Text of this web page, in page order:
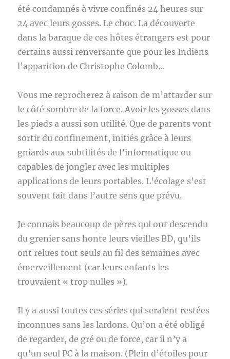
été condamnés à vivre confinés 24 heures sur
24 avec leurs gosses. Le choc. La découverte
dans la baraque de ces hôtes étrangers est pour
certains aussi renversante que pour les Indiens
l’apparition de Christophe Colomb…
Vous me reprocherez à raison de m’attarder sur
le côté sombre de la force. Avoir les gosses dans
les pieds a aussi son utilité. Que de parents vont
sortir du confinement, initiés grâce à leurs
gniards aux subtilités de l’informatique ou
capables de jongler avec les multiples
applications de leurs portables. L’écolage s’est
souvent fait dans l’autre sens que prévu.
Je connais beaucoup de pères qui ont descendu
du grenier sans honte leurs vieilles BD, qu’ils
ont relues tout seuls au fil des semaines avec
émerveillement (car leurs enfants les
trouvaient « trop nulles »).
Il y a aussi toutes ces séries qui seraient restées
inconnues sans les lardons. Qu’on a été obligé
de regarder, de gré ou de force, car il n’y a
qu’un seul PC à la maison. (Plein d’étoiles pour